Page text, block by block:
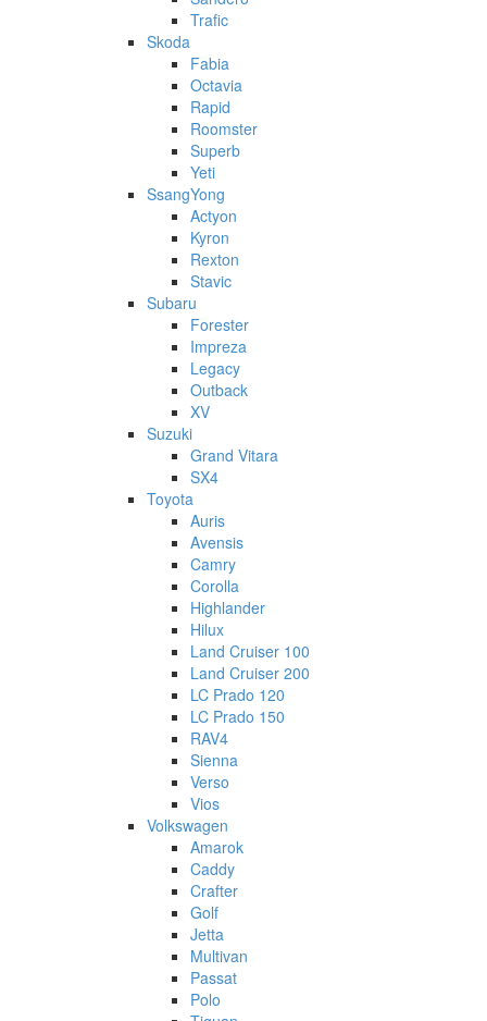
Trafic
Skoda
Fabia
Octavia
Rapid
Roomster
Superb
Yeti
SsangYong
Actyon
Kyron
Rexton
Stavic
Subaru
Forester
Impreza
Legacy
Outback
XV
Suzuki
Grand Vitara
SX4
Toyota
Auris
Avensis
Camry
Corolla
Highlander
Hilux
Land Cruiser 100
Land Cruiser 200
LC Prado 120
LC Prado 150
RAV4
Sienna
Verso
Vios
Volkswagen
Amarok
Caddy
Crafter
Golf
Jetta
Multivan
Passat
Polo